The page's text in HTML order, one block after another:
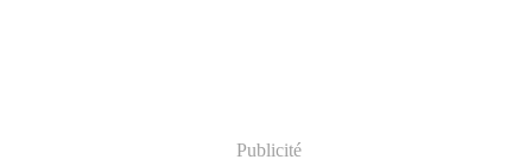
Publicité